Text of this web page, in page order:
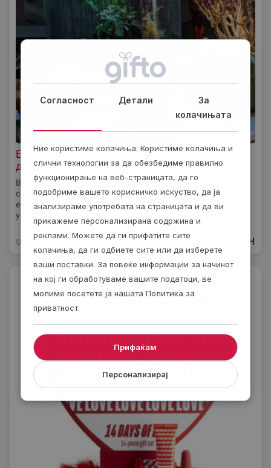
Биоактивен терариум – Донеси ја природата
дома!
Внеси парче од природата директно во својот дом или
своjата канцелариjа со биоактивен терариум! Минијатурен
еко-систем кој самиот се одржува, со тропски растенија и
уникатен
Низ цела Македониjа Неколку дена од ден
Согласност Детали
За
колачињата
Ние користиме колачиња. Користиме колачиња и
слични технологии за да обезбедиме правилно
функционирање на веб-страницата, да го
подобриме вашето корисничко искуство, да ја
анализираме употребата на страницата и да ви
прикажеме персонализирана содржина и
реклами. Можете да ги прифатите сите
колачиња, да ги одбиете сите или да изберете
ваши поставки. За повеќе информации за начинот
на кој ги обработуваме вашите податоци, ве
молиме посетете ја нашата Политика за
приватност.
Персонализирај
Прифаќам